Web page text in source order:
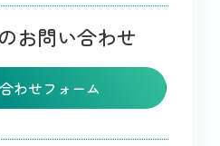
お問い合わせ
わせフォーム